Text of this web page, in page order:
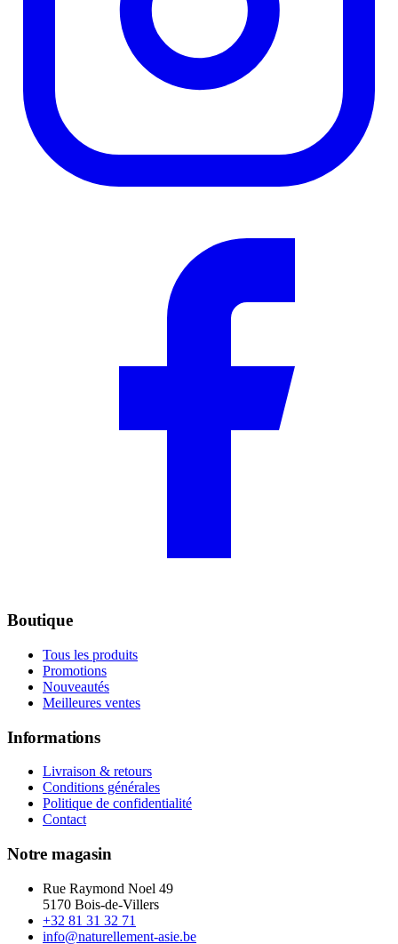
Boutique
Tous les produits
Promotions
Nouveautés
Meilleures ventes
Informations
Livraison & retours
Conditions générales
Politique de confidentialité
Contact
Notre magasin
Rue Raymond Noel 49
5170 Bois-de-Villers
+32 81 31 32 71
info@naturellement-asie.be